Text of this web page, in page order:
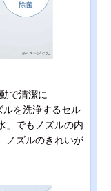
で清潔に
ルを洗浄するセル
」でもノズルの内
ノズルのきれいが